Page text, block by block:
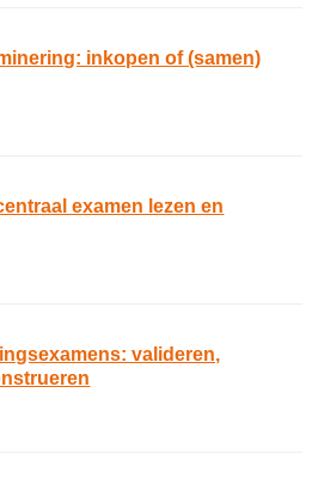
inkopen of (samen)
examen lezen en
valideren,